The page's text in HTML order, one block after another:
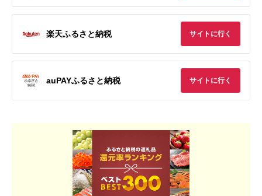
楽天ふるさと納税 サイトに行く
auPAYふるさと納税 サイトに行く